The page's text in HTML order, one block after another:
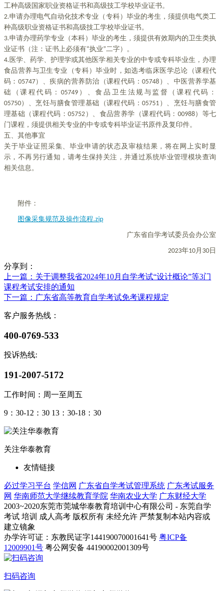
工种高级国家职业资格证书和高级技工学校毕业证书。
2.申请办理电气自动化技术专业（专科）毕业的考生，须提供电气类工
种高级职业资格证书和高级技工学校毕业证书。
3.申请办理药学专业（本科）毕业的考生，须提供有效期内的卫生类执
业证书（注：证书上必须有“执业”二字）。
4.医学、药学、护理学或其他医学相关专业的中专或专科毕业生，办理
食品营养与卫生专业（专科）毕业时，如选考临床医学总论（课程代
码：05747）、疾病的营养防治（课程代码：05748）、中医营养学基
础（课程代码：05749）、食品卫生法规与监督（课程代码：
05750）、烹饪与膳食管理基础（课程代码：05751）、烹饪与膳食管
理基础（课程代码：05752）、食品营养学（课程代码：00988）等七
门课程，须提供相关专业的中专或专科毕业证书原件及复印件。
五、其他事宜
关于毕业证照采集、毕业申请的状态及审核结果，将在网上实时显
示，不再另行通知，请考生保持关注，并通过系统毕业管理模块查询
相关信息。
附件：
图像采集规范及操作流程.zip
广东省自学考试委员会办公室
2023年10月30日
分享到：
上一篇 ：关于调整我省2024年10月自学考试“设计概论”等3门
课程考试安排的通知
下一篇 ：广东省高等教育自学考试免考课程规定
客户服务热线：
400-0769-533
投诉热线:
191-2007-5172
工作时间：周一至周五
9：30-12：30 13：30-18：30
关注华泰教育
友情链接
必过学习平台 学信网 广东省自学考试管理系统 广东考试服务
网 华南师范大学继续教育学院 华南农业大学 广东财经大学
2003~2020东莞市莞城华泰教育培训中心有限公司 - 东莞自学
考试 培训 成人高考 版权所有 未经允许 严禁复制本站内容或
建立镜象
办学许可证：东教民证字144190070001641号 粤ICP备
12009901号 粤公网安备 44190002001309号
扫码咨询